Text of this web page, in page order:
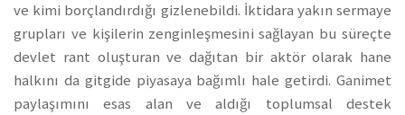
ve kimi borçlandırdığı gizlenebildi. İktidara yakın sermaye
grupları ve kişilerin zenginleşmesini sağlayan bu süreçte
devlet rant oluşturan ve dağıtan bir aktör olarak hane
halkını da gitgide piyasaya bağımlı hale getirdi. Ganimet
paylaşımını esas alan ve aldığı toplumsal destek